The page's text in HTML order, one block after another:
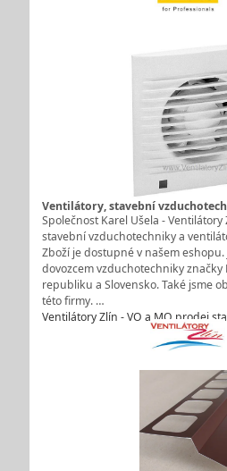
Ventilátory, stavební
Společnost Karel Ušela -
stavební vzduchotechniky a
Zboží je dostupné v našem eshopu.
dovozcem vzduchotechniky značky
republiku a Slovensko. Také jsme
této firmy. …
Ventilátory Zlín - VO a MO prodej